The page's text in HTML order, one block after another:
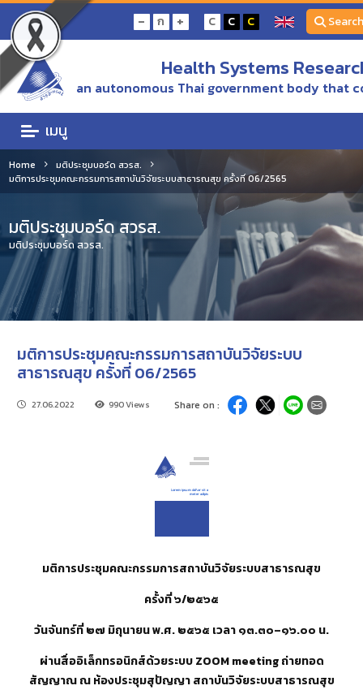
- ก + C C C Search
Health Systems
an autonomous Thai government body that
เมนู
Home
มติประชุมบอร์ด สวรส.
มติการประชุมคณะกรรมการสถาบันวิจัยระบบสาธารณสุข ครั้งที่ 06/2565
มติประชุมบอร์ด สวรส.
มติประชุมบอร์ด สวรส.
มติการประชุมคณะกรรมการสถาบันวิจัยระบบ
สาธารณสุข ครั้งที่ 06/2565
27.06.2022 990 Views Share on :
มติการประชุมคณะกรรมการสถาบันวิจัยระบบสาธารณสุข
ครั้งที่ ๖/๒๕๖๕
วันจันทร์ที่ ๒๗ มิถุนายน พ.ศ. ๒๕๖๕ เวลา ๑๓.๓๐–๑๖.๐๐ น.
ผ่านสื่ออิเล็กทรอนิกส์ด้วยระบบ ZOOM meeting ถ่ายทอด
สัญญาณ ณ ห้องประชุมสุปัญญา สถาบันวิจัยระบบสาธารณสุข